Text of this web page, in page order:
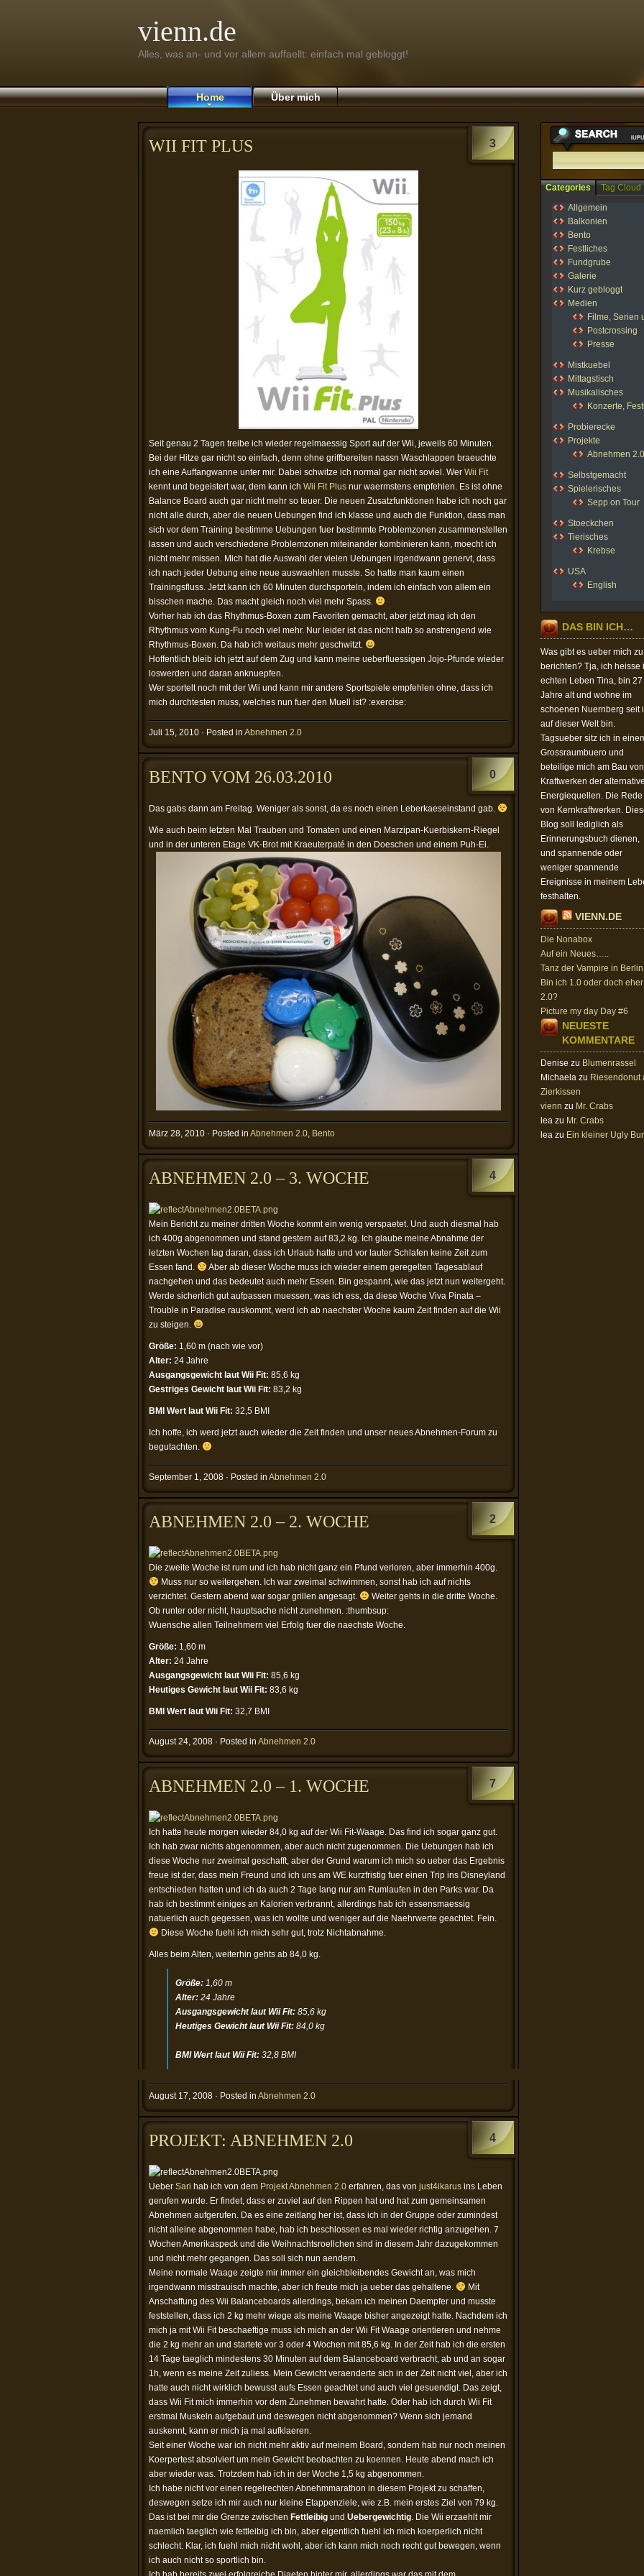
vienn.de
Alles, was an- und vor allem auffaellt: einfach mal gebloggt!
Home Über mich
WII FIT PLUS 3
Seit genau 2 Tagen treibe ich wieder regelmaessig Sport auf der Wii, jeweils 60 Minuten.
Bei der Hitze gar nicht so einfach, denn ohne griffbereiten nassn Waschlappen braeuchte
ich eine Auffangwanne unter mir. Dabei schwitze ich normal gar nicht soviel. Wer Wii Fit
kennt und begeistert war, dem kann ich Wii Fit Plus nur waermstens empfehlen. Es ist ohne
Balance Board auch gar nicht mehr so teuer. Die neuen Zusatzfunktionen habe ich noch gar
nicht alle durch, aber die neuen Uebungen find ich klasse und auch die Funktion, dass man
sich vor dem Training bestimme Uebungen fuer bestimmte Problemzonen zusammenstellen
lassen und auch verschiedene Problemzonen miteinander kombinieren kann, moecht ich
nicht mehr missen. Mich hat die Auswahl der vielen Uebungen irgendwann genervt, dass
ich nach jeder Uebung eine neue auswaehlen musste. So hatte man kaum einen
Trainingsfluss. Jetzt kann ich 60 Minuten durchsporteln, indem ich einfach von allem ein
bisschen mache. Das macht gleich noch viel mehr Spass.
Vorher hab ich das Rhythmus-Boxen zum Favoriten gemacht, aber jetzt mag ich den
Rhythmus vom Kung-Fu noch viel mehr. Nur leider ist das nicht halb so anstrengend wie
Rhythmus-Boxen. Da hab ich weitaus mehr geschwitzt.
Hoffentlich bleib ich jetzt auf dem Zug und kann meine ueberfluessigen Jojo-Pfunde wieder
loswerden und daran anknuepfen.
Wer sportelt noch mit der Wii und kann mir andere Sportspiele empfehlen ohne, dass ich
mich durchtesten muss, welches nun fuer den Muell ist? :exercise:
Juli 15, 2010 · Posted in Abnehmen 2.0
BENTO VOM 26.03.2010 0
Das gabs dann am Freitag. Weniger als sonst, da es noch einen Leberkaeseinstand gab.
Wie auch beim letzten Mal Trauben und Tomaten und einen Marzipan-Kuerbiskern-Riegel
und in der unteren Etage VK-Brot mit Kraeuterpaté in den Doeschen und einem Puh-Ei.
März 28, 2010 · Posted in Abnehmen 2.0, Bento
ABNEHMEN 2.0 – 3. WOCHE 4
Mein Bericht zu meiner dritten Woche kommt ein wenig verspaetet. Und auch diesmal hab
ich 400g abgenommen und stand gestern auf 83,2 kg. Ich glaube meine Abnahme der
letzten Wochen lag daran, dass ich Urlaub hatte und vor lauter Schlafen keine Zeit zum
Essen fand.
Aber ab dieser Woche muss ich wieder einem geregelten Tagesablauf
nachgehen und das bedeutet auch mehr Essen. Bin gespannt, wie das jetzt nun weitergeht.
Werde sicherlich gut aufpassen muessen, was ich ess, da diese Woche Viva Pinata –
Trouble in Paradise rauskommt, werd ich ab naechster Woche kaum Zeit finden auf die Wii
zu steigen.
Größe: 1,60 m (nach wie vor)
Alter: 24 Jahre
Ausgangsgewicht laut Wii Fit: 85,6 kg
Gestriges Gewicht laut Wii Fit: 83,2 kg
BMI Wert laut Wii Fit: 32,5 BMI
Ich hoffe, ich werd jetzt auch wieder die Zeit finden und unser neues Abnehmen-Forum zu
begutachten.
September 1, 2008 · Posted in Abnehmen 2.0
ABNEHMEN 2.0 – 2. WOCHE 2
Die zweite Woche ist rum und ich hab nicht ganz ein Pfund verloren, aber immerhin 400g.
Muss nur so weitergehen. Ich war zweimal schwimmen, sonst hab ich auf nichts
verzichtet. Gestern abend war sogar grillen angesagt.
Weiter gehts in die dritte Woche.
Ob runter oder nicht, hauptsache nicht zunehmen. :thumbsup:
Wuensche allen Teilnehmern viel Erfolg fuer die naechste Woche.
Größe: 1,60 m
Alter: 24 Jahre
Ausgangsgewicht laut Wii Fit: 85,6 kg
Heutiges Gewicht laut Wii Fit: 83,6 kg
BMI Wert laut Wii Fit: 32,7 BMI
August 24, 2008 · Posted in Abnehmen 2.0
ABNEHMEN 2.0 – 1. WOCHE 7
Ich hatte heute morgen wieder 84,0 kg auf der Wii Fit-Waage. Das find ich sogar ganz gut.
Ich hab zwar nichts abgenommen, aber auch nicht zugenommen. Die Uebungen hab ich
diese Woche nur zweimal geschafft, aber der Grund warum ich mich so ueber das Ergebnis
freue ist der, dass mein Freund und ich uns am WE kurzfristig fuer einen Trip ins Disneyland
entschieden hatten und ich da auch 2 Tage lang nur am Rumlaufen in den Parks war. Da
hab ich bestimmt einiges an Kalorien verbrannt, allerdings hab ich essensmaessig
natuerlich auch gegessen, was ich wollte und weniger auf die Naehrwerte geachtet. Fein.
Diese Woche fuehl ich mich sehr gut, trotz Nichtabnahme.
Alles beim Alten, weiterhin gehts ab 84,0 kg.
Größe: 1,60 m
Alter: 24 Jahre
Ausgangsgewicht laut Wii Fit: 85,6 kg
Heutiges Gewicht laut Wii Fit: 84,0 kg
BMI Wert laut Wii Fit: 32,8 BMI
August 17, 2008 · Posted in Abnehmen 2.0
PROJEKT: ABNEHMEN 2.0 4
Ueber Sari hab ich von dem Projekt Abnehmen 2.0 erfahren, das von just4ikarus ins Leben
gerufen wurde. Er findet, dass er zuviel auf den Rippen hat und hat zum gemeinsamen
Abnehmen aufgerufen. Da es eine zeitlang her ist, dass ich in der Gruppe oder zumindest
nicht alleine abgenommen habe, hab ich beschlossen es mal wieder richtig anzugehen. 7
Wochen Amerikaspeck und die Weihnachtsroellchen sind in diesem Jahr dazugekommen
und nicht mehr gegangen. Das soll sich nun aendern.
Meine normale Waage zeigte mir immer ein gleichbleibendes Gewicht an, was mich
irgendwann misstrauisch machte, aber ich freute mich ja ueber das gehaltene.
Mit
Anschaffung des Wii Balanceboards allerdings, bekam ich meinen Daempfer und musste
feststellen, dass ich 2 kg mehr wiege als meine Waage bisher angezeigt hatte. Nachdem ich
mich ja mit Wii Fit beschaeftige muss ich mich an der Wii Fit Waage orientieren und nehme
die 2 kg mehr an und startete vor 3 oder 4 Wochen mit 85,6 kg. In der Zeit hab ich die ersten
14 Tage taeglich mindestens 30 Minuten auf dem Balanceboard verbracht, ab und an sogar
1h, wenn es meine Zeit zuliess. Mein Gewicht veraenderte sich in der Zeit nicht viel, aber ich
hatte auch nicht wirklich bewusst aufs Essen geachtet und auch viel gesuendigt. Das zeigt,
dass Wii Fit mich immerhin vor dem Zunehmen bewahrt hatte. Oder hab ich durch Wii Fit
erstmal Muskeln aufgebaut und deswegen nicht abgenommen? Wenn sich jemand
auskennt, kann er mich ja mal aufklaeren.
Seit einer Woche war ich nicht mehr aktiv auf meinem Board, sondern hab nur noch meinen
Koerpertest absolviert um mein Gewicht beobachten zu koennen. Heute abend mach ich
aber wieder was. Trotzdem hab ich in der Woche 1,5 kg abgenommen.
Ich habe nicht vor einen regelrechten Abnehmmarathon in diesem Projekt zu schaffen,
deswegen setze ich mir auch nur kleine Etappenziele, wie z.B. mein erstes Ziel von 79 kg.
Das ist bei mir die Grenze zwischen Fettleibig und Uebergewichtig. Die Wii erzaehlt mir
naemlich taeglich wie fettleibig ich bin, aber eigentlich fuehl ich mich koerperlich nicht
schlecht. Klar, ich fuehl mich nicht wohl, aber ich kann mich noch recht gut bewegen, wenn
ich auch nicht so sportlich bin.
Categories Tag Cloud
Allgemein
Balkonien
Bento
Festliches
Fundgrube
Galerie
Kurz gebloggt
Medien
Filme, Serien
Postcrossing
Presse
Mistkuebel
Mittagstisch
Musikalisches
Konzerte,
Probierecke
Projekte
Abnehmen 2.0
Selbstgemacht
Spielerisches
Sepp on Tour
Stoeckchen
Tierisches
Krebse
USA
English
DAS BIN ICH…
Was gibt es ueber mich zu
berichten? Tja, ich heisse
echten Leben Tina, bin 27
Jahre alt und wohne im
schoenen Nuernberg seit
auf dieser Welt bin.
Tagsueber sitz ich in
Grossraumbuero und
beteilige mich am Bau von
Kraftwerken der
Energiequellen. Die Rede
von Kernkraftwerken.
Blog soll lediglich als
Erinnerungsbuch dienen,
und spannende oder
weniger spannende
Ereignisse in meinem
festhalten.
VIENN.DE
Die Nonabox
Auf ein Neues…..
Tanz der Vampire in Berlin
Bin ich 1.0 oder doch eher
2.0?
Picture my day Day #6
NEUESTE
KOMMENTARE
Denise zu Blumenrassel
Michaela zu Riesendonut
Zierkissen
vienn zu Mr. Crabs
lea zu Mr. Crabs
lea zu Ein kleiner Ugly